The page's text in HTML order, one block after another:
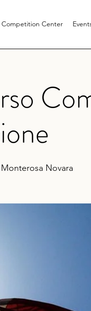
Competition Center
Novara